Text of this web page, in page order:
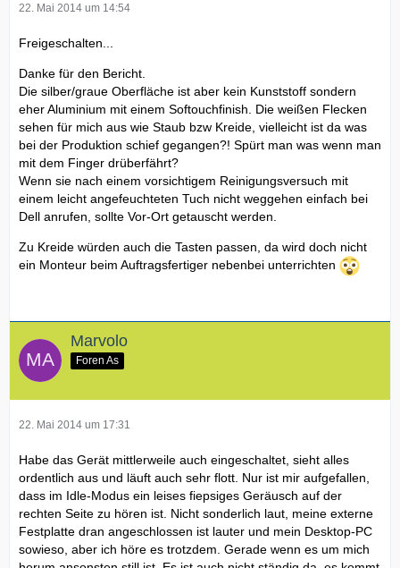
22. Mai 2014 um 14:54
Freigeschalten...
Danke für den Bericht.
Die silber/graue Oberfläche ist aber kein Kunststoff sondern
eher Aluminium mit einem Softouchfinish. Die weißen Flecken
sehen für mich aus wie Staub bzw Kreide, vielleicht ist da was
bei der Produktion schief gegangen?! Spürt man was wenn man
mit dem Finger drüberfährt?
Wenn sie nach einem vorsichtigem Reinigungsversuch mit
einem leicht angefeuchteten Tuch nicht weggehen einfach bei
Dell anrufen, sollte Vor-Ort getauscht werden.
Zu Kreide würden auch die Tasten passen, da wird doch nicht
ein Monteur beim Auftragsfertiger nebenbei unterrichten
Marvolo
Foren As
22. Mai 2014 um 17:31
Habe das Gerät mittlerweile auch eingeschaltet, sieht alles
ordentlich aus und läuft auch sehr flott. Nur ist mir aufgefallen,
dass im Idle-Modus ein leises fiepsiges Geräusch auf der
rechten Seite zu hören ist. Nicht sonderlich laut, meine externe
Festplatte dran angeschlossen ist lauter und mein Desktop-PC
sowieso, aber ich höre es trotzdem. Gerade wenn es um mich